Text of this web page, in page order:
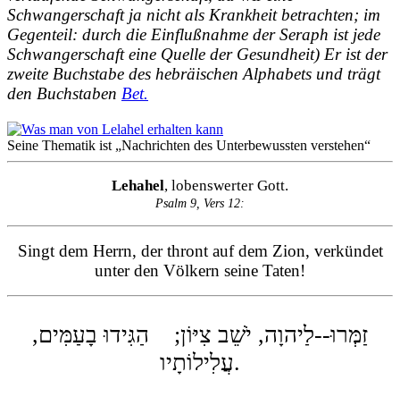
Schwangerschaft ja nicht als Krankheitbetrachten; im
Gegenteil: durch die Einflußnahme der Seraph ist jede
Schwangerschafteine Quelle der Gesundheit) Er ist der
zweite Buchstabe des hebräischen Alphabets und trägt
den Buchstaben Bet.
Seine Thematik ist „Nachrichten des Unterbewussten verstehen“
Lehahel, lobenswerter Gott.
Psalm 9, Vers 12:
Singt dem Herrn, der thront auf dem Zion, verkündet
unter den Völkern seine Taten!
זַמְּרוּ--לַיהוָה, יֹשֵׁב צִיּוֹן; הַגִּידוּ בָעַמִּים,
עֲלִילוֹתָיו.